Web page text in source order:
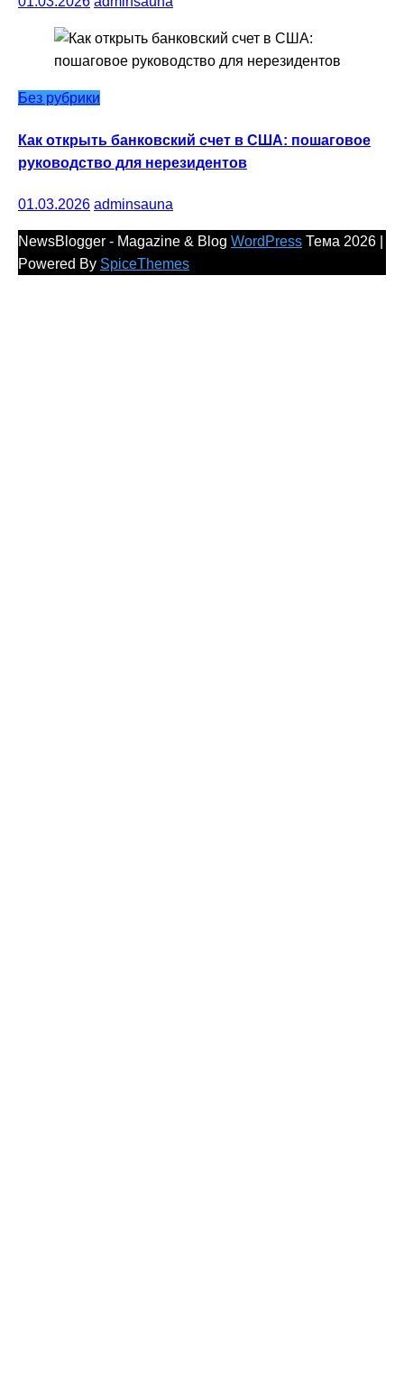
Без рубрики
Как открыть банковский счет в США: пошаговое
руководство для нерезидентов
01.03.2026 adminsauna
NewsBlogger - Magazine & Blog WordPress Тема 2026 |
Powered By SpiceThemes